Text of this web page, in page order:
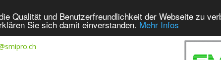
Qualität und Benutzerfreundlichkeit der Webseite zu
Sie sich damit einverstanden. Mehr Infos